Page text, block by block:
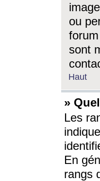
ou
sont
Haut
»
Les
En
rangs